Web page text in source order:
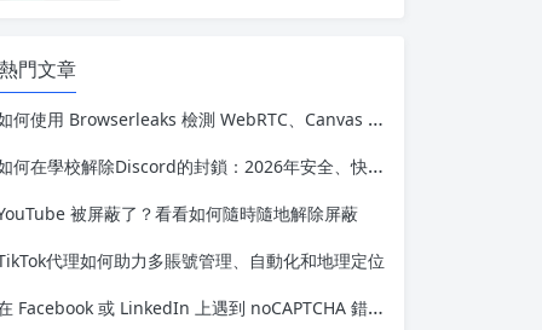
熱門文章
何使用 Browserleaks 檢測 WebRTC、Canvas 和 IP 洩漏
何在學校解除Discord的封鎖：2026年安全、快速且可靠的方法
被屏蔽了？看看如何隨時隨地解除屏蔽
代理如何助力多賬號管理、自動化和地理定位
Facebook 或 LinkedIn 上遇到 noCAPTCHA 錯誤？這裡有完整的解決方法